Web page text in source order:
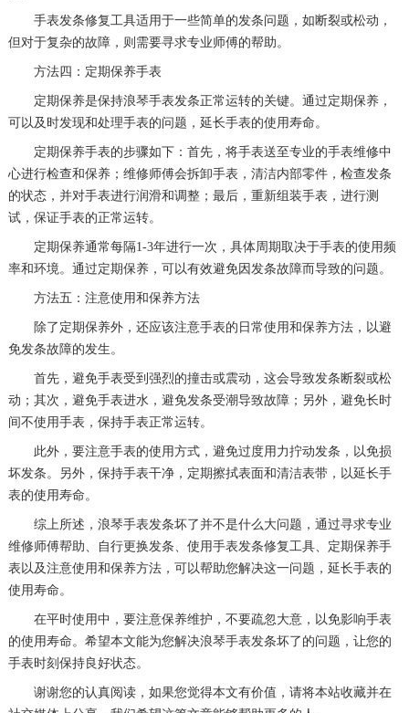
手表发条修复工具适用于一些简单的发条问题，如断裂或松动，
但对于复杂的故障，则需要寻求专业师傅的帮助。
方法四：定期保养手表
定期保养是保持浪琴手表发条正常运转的关键。通过定期保养，
可以及时发现和处理手表的问题，延长手表的使用寿命。
定期保养手表的步骤如下：首先，将手表送至专业的手表维修中
心进行检查和保养；维修师傅会拆卸手表，清洁内部零件，检查发条
的状态，并对手表进行润滑和调整；最后，重新组装手表，进行测
试，保证手表的正常运转。
定期保养通常每隔1-3年进行一次，具体周期取决于手表的使用频
率和环境。通过定期保养，可以有效避免因发条故障而导致的问题。
方法五：注意使用和保养方法
除了定期保养外，还应该注意手表的日常使用和保养方法，以避
免发条故障的发生。
首先，避免手表受到强烈的撞击或震动，这会导致发条断裂或松
动；其次，避免手表进水，避免发条受潮导致故障；另外，避免长时
间不使用手表，保持手表正常运转。
此外，要注意手表的使用方式，避免过度用力拧动发条，以免损
坏发条。另外，保持手表干净，定期擦拭表面和清洁表带，以延长手
表的使用寿命。
综上所述，浪琴手表发条坏了并不是什么大问题，通过寻求专业
维修师傅帮助、自行更换发条、使用手表发条修复工具、定期保养手
表以及注意使用和保养方法，可以帮助您解决这一问题，延长手表的
使用寿命。
在平时使用中，要注意保养维护，不要疏忽大意，以免影响手表
的使用寿命。希望本文能为您解决浪琴手表发条坏了的问题，让您的
手表时刻保持良好状态。
谢谢您的认真阅读，如果您觉得本文有价值，请将本站收藏并在